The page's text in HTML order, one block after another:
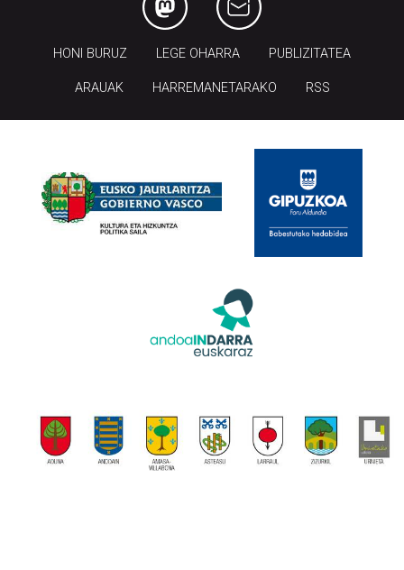
HONI BURUZ LEGE OHARRA PUBLIZITATEA
ARAUAK HARREMANETARAKO RSS